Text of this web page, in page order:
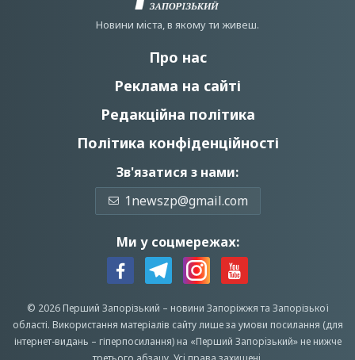
Новини мiста, в якому ти живеш.
Про нас
Реклама на сайті
Редакційна політика
Політика конфіденційності
Зв'язатися з нами:
1newszp@gmail.com
Ми у соцмережах:
© 2026 Перший Запорізький – новини Запоріжжята Запорізької
області. Використання матеріалів сайту лише за умови посилання (для
інтернет-видань – гіперпосилання) на «Перший Запорiзький» не нижче